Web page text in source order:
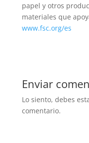
papel y otros
materiales que
www.fsc.org/es
Enviar
Lo siento, debes
comentario.